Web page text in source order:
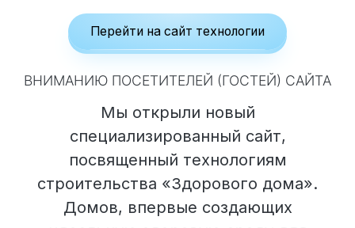
Управление проектом реализации дома
Реконструкция
Перейти на сайт технологии
ВНИМАНИЮ ПОСЕТИТЕЛЕЙ (ГОСТЕЙ) САЙТА
Мы открыли новый
специализированный сайт,
посвященный технологиям
строительства «Здорового дома».
Домов, впервые создающих